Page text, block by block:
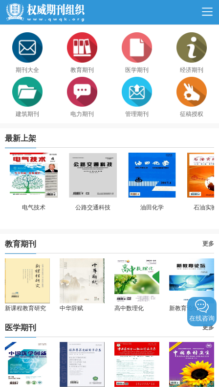
期刊大全 教育期刊 医学期刊 经济期刊
建筑期刊 电力期刊 管理期刊 征稿授权
最新上架
电气技术 公路交通科技 油田化学 石油实验
教育期刊 更多
新课程教育研究 中华辞赋 高中数理化 新教育论坛
医学期刊 更多
在线咨询